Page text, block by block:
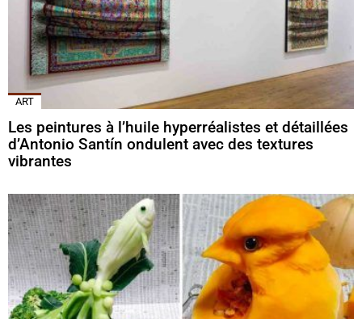
ART
Les peintures à l’huile hyperréalistes et détaillées
d’Antonio Santín ondulent avec des textures
vibrantes